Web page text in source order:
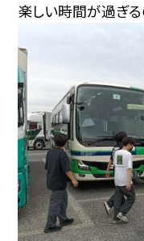
楽しい時間が過ぎる